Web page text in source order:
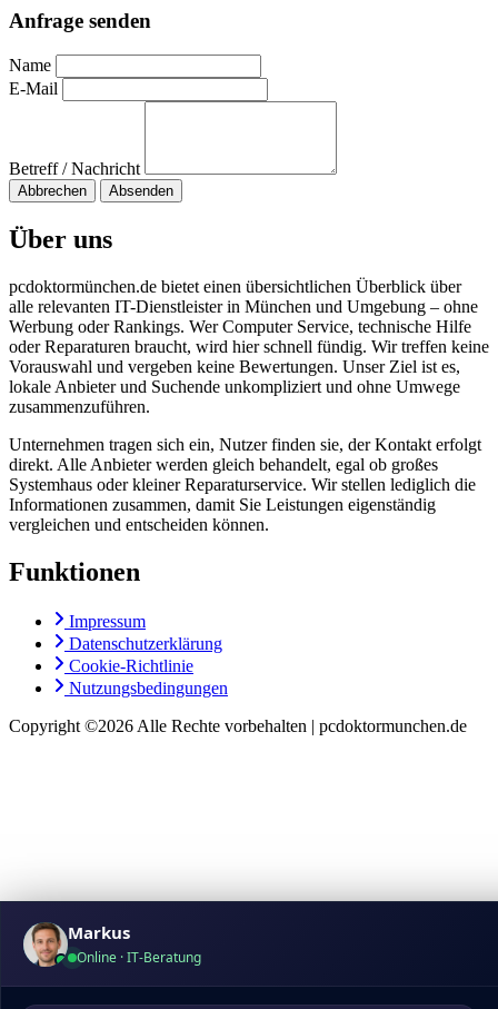
Anfrage senden
Name
E-Mail
Betreff / Nachricht
Abbrechen Absenden
Über uns
pcdoktormünchen.de bietet einen übersichtlichen Überblick über
alle relevanten IT-Dienstleister in München und Umgebung – ohne
Werbung oder Rankings. Wer Computer Service, technische Hilfe
oder Reparaturen braucht, wird hier schnell fündig. Wir treffen keine
Vorauswahl und vergeben keine Bewertungen. Unser Ziel ist es,
lokale Anbieter und Suchende unkompliziert und ohne Umwege
zusammenzuführen.
Unternehmen tragen sich ein, Nutzer finden sie, der Kontakt erfolgt
direkt. Alle Anbieter werden gleich behandelt, egal ob großes
Systemhaus oder kleiner Reparaturservice. Wir stellen lediglich die
Informationen zusammen, damit Sie Leistungen eigenständig
vergleichen und entscheiden können.
Funktionen
Impressum
Datenschutzerklärung
Cookie-Richtlinie
Nutzungsbedingungen
Copyright ©2026 Alle Rechte vorbehalten | pcdoktormunchen.de
Markus
Online · IT-Beratung